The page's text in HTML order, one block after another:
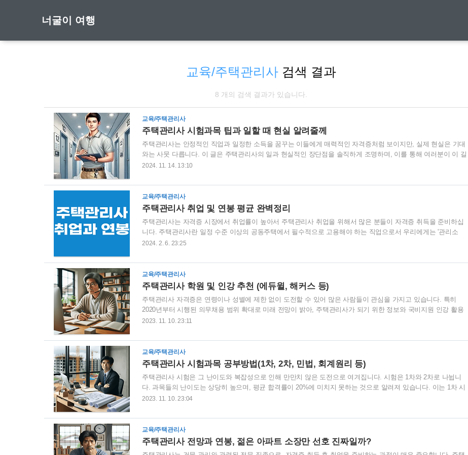
너굴이 여행
교육/주택관리사검색 결과
8 개의 검색 결과가 있습니다.
교육/주택관리사
주택관리사 시험과목 팁과 일할 때 현실 알려줄께
주택관리사는 안정적인 직업과 일정한 소득을 꿈꾸는 이들에게 매력적인 자격증처럼 보이지만, 실제 현실은 기대
와는 사뭇 다릅니다. 이 글은 주택관리사의 일과 현실적인 장단점을 솔직하게 조명하며, 이를 통해 여러분이 이 길
을 선택할 때 조금 더 명확한 판단을 내릴 수 있도록 돕기 위해 작성되었습니다. 첫발은 어렵지만 이후는 수월하다
악한 아파트나 작은 단지부터 시작해야 하는 경우가 많습니다. 그러나 대부분의 경우 2~3개월 내에 취업이 가능하
며, 경력이 쌓인 후에는 취업 문턱이 크게 낮아집니다. 특히 1년 이상의 경력을 쌓으면 다른 단지로 이직하는 것도
쉬워지며, 다양한 위탁사에서 자리를 제안받는 경우도..
2024. 11. 14. 13:10
교육/주택관리사
주택관리사 취업 및 연봉 평균 완벽정리
주택관리사는 자격증 시장에서 취업률이 높아서 주택관리사 취업을 위해서 많은 분들이 자격증 취득을 준비하십
니다. 주택관리사란 일정 수준 이상의 공동주택에서 필수적으로 고용해야 하는 직업으로서 우리에게는 '관리소
장'이라는 이름으로 더 익숙한데요. 아파트 단지에는 다양한 시설들이 있고 주택관리사는 이런 시설들을 전문적이
주택관리사 취업률이 꽤 높기 때문이라고 알려졌기 때문입니다. 실제로 취업이 잘 되는 것은 사실이고, 앞으로도
꽤 전망이 좋은 것도 맞습니다. 주택관리사 제도는 1990년에 처음 시작되었고 올해에는 제25회 주택관리사 시험
이 있었습니다. 올해 뽑는 인원은 1600여 명입니다. 300세대 이상..
2024. 2. 6. 23:25
교육/주택관리사
주택관리사 학원 및 인강 추천 (에듀윌, 해커스 등)
주택관리사 자격증은 연령이나 성별에 제한 없이 도전할 수 있어 많은 사람들이 관심을 가지고 있습니다. 특히
2020년부터 시행된 의무채용 범위 확대로 미래 전망이 밝아, 주택관리사가 되기 위한 정보와 국비지원 인강 활용
방법에 대한 수요도 증가하고 있습니다. 주택관리사 난이도 주택관리사(보) 자격을 취득한 후에는 500가구 미만의
다. 주택관리사 난이도는 꽤 어려운 편입니다. 주택관리사 시험은 매년 1회 진행되며, 1차와 2차로 나누어 시행됩
니다. 1차 시험은 객관식 5지 선택형으로 회계원리, 공동주택시설개론, 민법 등을 포함하며, 과목당 100점 만점 중
40점 이상, 전체 과목 평균 60점 ..
2023. 11. 10. 23:11
교육/주택관리사
주택관리사 시험과목 공부방법(1차, 2차, 민법, 회계원리 등)
주택관리사 시험은 그 난이도와 복잡성으로 인해 만만치 않은 도전으로 여겨집니다. 시험은 1차와 2차로 나뉩니
다. 과목들의 난이도는 상당히 높으며, 평균 합격률이 20%에 미치지 못하는 것으로 알려져 있습니다. 이는 1차 시
험의 합격자 수가 상대적으로 적음을 의미합니다. 더욱이 시험이 연 1회만 실시되어 그 어려움은 더욱 가중됩니
표적이지만, 이외에도 다양한 기회가 존재합니다. 행정관리자, 주택관리법인 참여, 기업이나 건설업체에서의 부동
산 관련 업무, 건물의 총괄 재난관리자 등이 그 예입니다. 시험 과목이 이러한 다양한 직무에 대한 지식을 포함하
고 있기 때문에 취업의 폭이 넓은 편에 속합니다. 주택관..
2023. 11. 10. 23:04
교육/주택관리사
주택관리사 전망과 연봉, 젊은 아파트 소장만 선호 진짜일까?